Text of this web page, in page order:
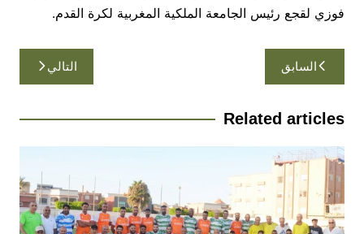
فوزي لقجع رئيس الجامعة الملكية المغربية لكرة القدم.
تصفّح
المقالات
السابق التالي
Related articles